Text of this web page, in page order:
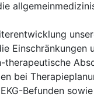
Einschränkungen
therapeutische
bei
Befunden